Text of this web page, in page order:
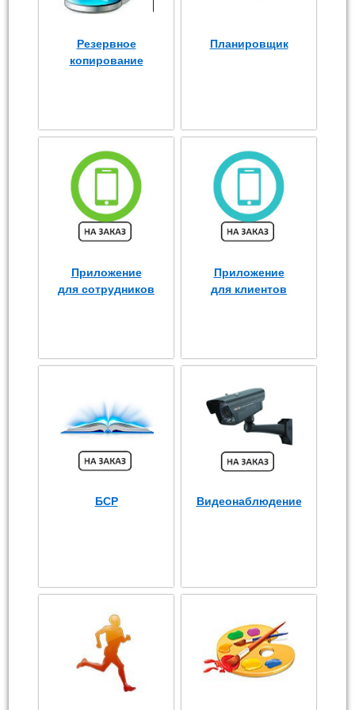
Резервное
копирование
Планировщик
Приложение
для сотрудников
Приложение
для клиентов
БСР Видеонаблюдение